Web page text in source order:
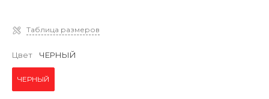
Таблица размеров
Цвет ЧЕРНЫЙ
ЧЕРНЫЙ